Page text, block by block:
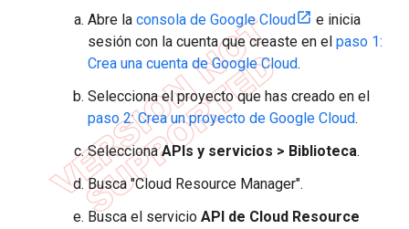
Abre la consola de Google Cloud
e inicia
sesión con la cuenta que creaste en el paso 1:
Crea una cuenta de Google Cloud.
Selecciona el proyecto que has creado en el
paso 2: Crea un proyecto de Google Cloud.
SeleccionaAPIs y servicios > Biblioteca.
Busca "Cloud Resource Manager".
Busca el servicio API de Cloud Resource